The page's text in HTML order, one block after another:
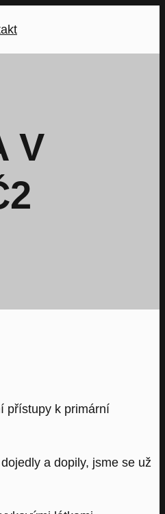
V
přístupy k primární
a dopily, jsme se už